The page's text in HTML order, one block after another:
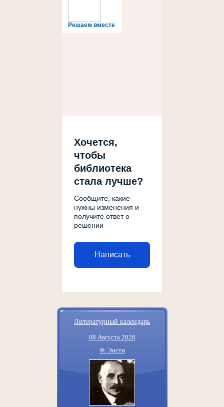
Решаем вместе
Хочется,
чтобы
библиотека
стала лучше?
Сообщите, какие
нужны изменения и
получите ответ о
решении
Написать
Литературный календарь
08 Августа 2026
Ф. Энсти